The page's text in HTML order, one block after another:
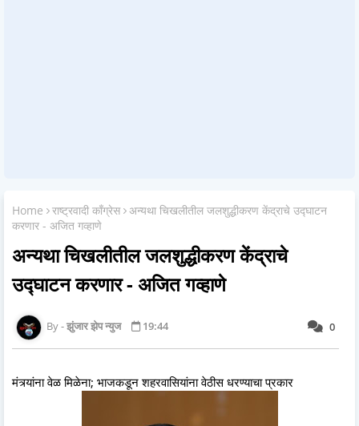
Home राष्ट्रवादी काँग्रेस अन्यथा चिखलीतील जलशुद्धीकरण केंद्राचे उद्घाटन
करणार - अजित गव्हाणे
अन्यथा चिखलीतील जलशुद्धीकरण केंद्राचे
उद्घाटन करणार - अजित गव्हाणे
0
झुंजार झेप न्युज 19:44
मंत्र्यांना वेळ मिळेना; भाजकडून शहरवासियांना वेठीस धरण्याचा प्रकार